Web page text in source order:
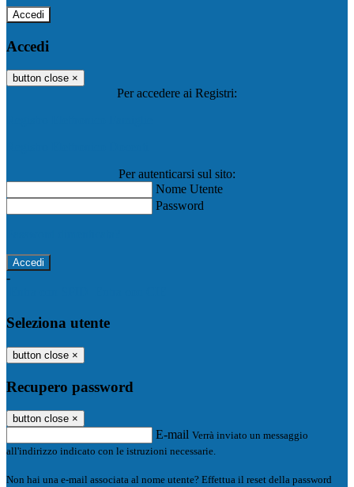
Accedi
Accedi
button close ×
Per accedere ai Registri:
Per autenticarsi sul sito:
Nome Utente
Password
-
Seleziona utente
button close ×
Recupero password
button close ×
E-mail Verrà inviato un messaggio
all'indirizzo indicato con le istruzioni necessarie.
Non hai una e-mail associata al nome utente? Effettua il reset della password